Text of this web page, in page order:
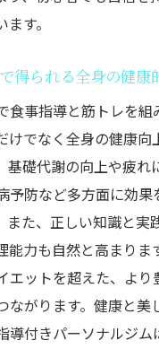
す。
得られる全身の健康
食事指導と筋トレを組
けでなく全身の健康向
基礎代謝の向上や疲れ
予防など多方面に効果
また、正しい知識と実
能力も自然と高まりま
エットを超えた、より
ながります。健康と美
導付きパーソナルジム